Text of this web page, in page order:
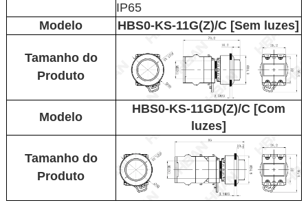
IP65
Modelo
HBS0-KS-11G(Z)/C [Sem luzes]
Tamanho do
Produto
Modelo
HBS0-KS-11GD(Z)/C [Com
luzes]
Tamanho do
Produto